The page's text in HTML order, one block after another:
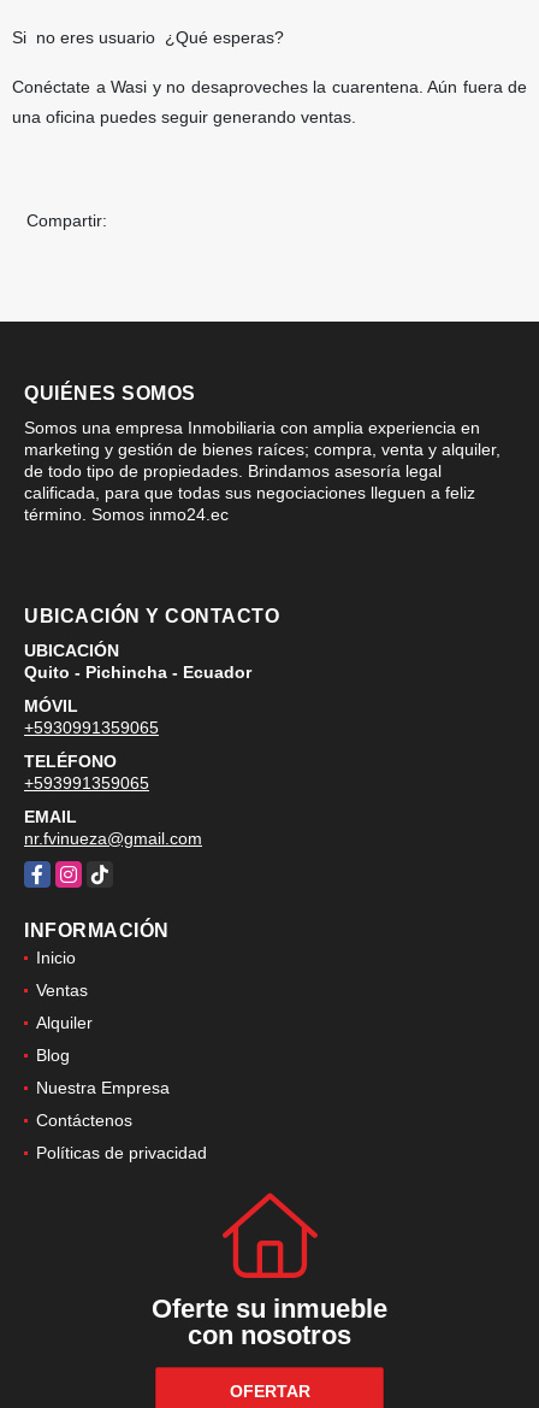
Si no eres usuario ¿Qué esperas?
Conéctate a Wasi y no desaproveches la cuarentena. Aún fuera de
una oficina puedes seguir generando ventas.
Compartir:
QUIÉNES SOMOS
Somos una empresa Inmobiliaria con amplia experiencia en
marketing y gestión de bienes raíces; compra, venta y alquiler,
de todo tipo de propiedades. Brindamos asesoría legal
calificada, para que todas sus negociaciones lleguen a feliz
término. Somos inmo24.ec
UBICACIÓN Y CONTACTO
UBICACIÓN
Quito - Pichincha - Ecuador
MÓVIL
+5930991359065
TELÉFONO
+593991359065
EMAIL
nr.fvinueza@gmail.com
Facebook
Instagram
TikTok
INFORMACIÓN
Inicio
Ventas
Alquiler
Blog
Nuestra Empresa
Contáctenos
Políticas de privacidad
Oferte su inmueble
con nosotros
OFERTAR